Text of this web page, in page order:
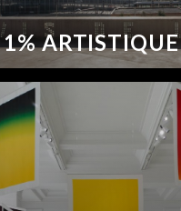
ARTISTIQUE